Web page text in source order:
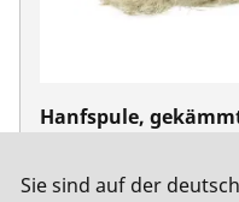
Hanfspule,
Sie sind auf der